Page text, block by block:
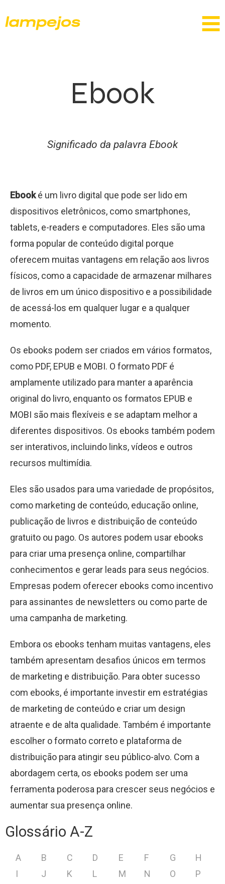
Ebook
Significado da palavra Ebook
Ebooké um livro digital que pode ser lido em
dispositivos eletrônicos, como smartphones,
tablets, e-readers e computadores. Eles são uma
forma popular de conteúdo digital porque
oferecem muitas vantagens em relação aos livros
físicos, como a capacidade de armazenar milhares
de livros em um único dispositivo e a possibilidade
de acessá-los em qualquer lugar e a qualquer
momento.
Os ebooks podem ser criados em vários formatos,
como PDF, EPUB e MOBI. O formato PDF é
amplamente utilizado para manter a aparência
original do livro, enquanto os formatos EPUB e
MOBI são mais flexíveis e se adaptam melhor a
diferentes dispositivos. Os ebooks também podem
ser interativos, incluindo links, vídeos e outros
recursos multimídia.
Eles são usados para uma variedade de propósitos,
como marketing de conteúdo, educação online,
publicação de livros e distribuição de conteúdo
gratuito ou pago. Os autores podem usar ebooks
para criar uma presença online, compartilhar
conhecimentos e gerar leads para seus negócios.
Empresas podem oferecer ebooks como incentivo
para assinantes de newsletters ou como parte de
uma campanha de marketing.
Embora os ebooks tenham muitas vantagens, eles
também apresentam desafios únicos em termos
de marketing e distribuição. Para obter sucesso
com ebooks, é importante investir em estratégias
de marketing de conteúdo e criar um design
atraente e de alta qualidade. Também é importante
escolher o formato correto e plataforma de
distribuição para atingir seu público-alvo. Com a
abordagem certa, os ebooks podem ser uma
ferramenta poderosa para crescer seus negócios e
aumentar sua presença online.
Glossário A-Z
A B C D E F G
H
I
J K L M N O
P